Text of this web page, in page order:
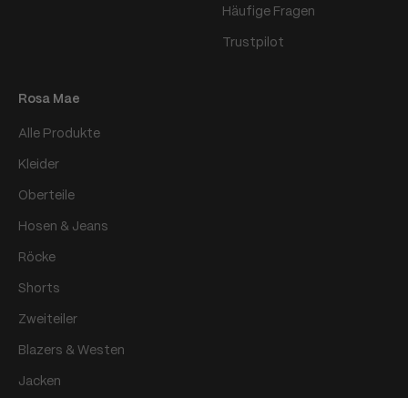
Häufige Fragen
Trustpilot
Rosa Mae
Alle Produkte
Kleider
Oberteile
Hosen & Jeans
Röcke
Shorts
Zweiteiler
Blazers & Westen
Jacken